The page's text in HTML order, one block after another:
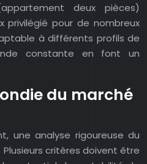
deux pièces)
privilégié pour de nombreux
à différents profils de
constante en font un
du marché
une analyse rigoureuse du
critères doivent être